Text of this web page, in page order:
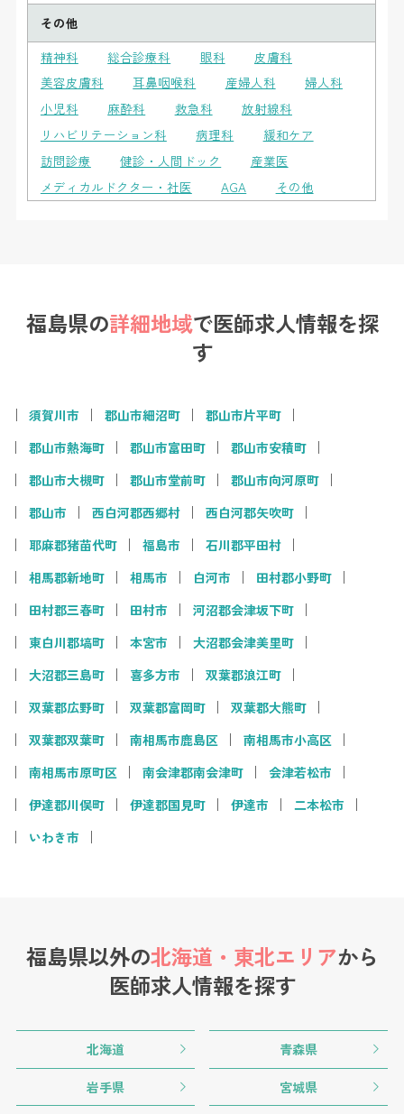
その他
精神科
総合診療科 眼科
皮膚科
美容皮膚科
耳鼻咽喉科 産婦人科
婦人科
小児科
麻酔科 救急科
放射線科
リハビリテーション科
病理科
緩和ケア
訪問診療
健診・人間ドック
産業医
メディカルドクター・社医
AGA その他
福島県の詳細地域で医師求人情報を探
す
須賀川市 郡山市細沼町
郡山市片平町
郡山市熱海町
郡山市富田町
郡山市安積町
郡山市大槻町
郡山市堂前町
郡山市向河原町
郡山市
西白河郡西郷村
西白河郡矢吹町
耶麻郡猪苗代町
福島市
石川郡平田村
相馬郡新地町
相馬市 白河市
田村郡小野町
田村郡三春町
田村市
河沼郡会津坂下町
東白川郡塙町
本宮市
大沼郡会津美里町
大沼郡三島町
喜多方市
双葉郡浪江町
双葉郡広野町
双葉郡富岡町
双葉郡大熊町
双葉郡双葉町
南相馬市鹿島区
南相馬市小高区
南相馬市原町区
南会津郡南会津町
会津若松市
伊達郡川俣町
伊達郡国見町 伊達市
二本松市
いわき市
福島県以外の北海道・東北エリアから
医師求人情報を探す
北海道 青森県
岩手県 宮城県